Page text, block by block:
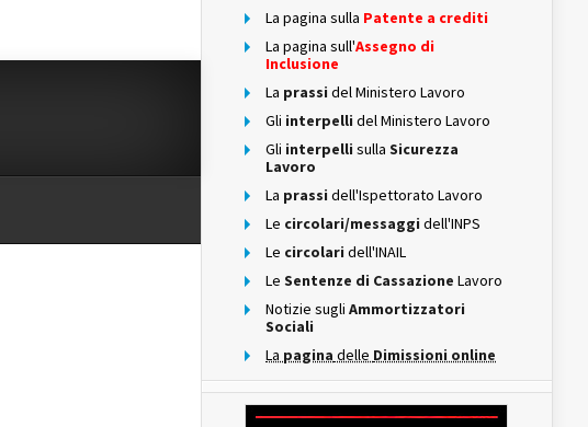
La pagina sulla Patente a crediti
La pagina sull'Assegno di
Inclusione
La prassi del Ministero Lavoro
Gli interpelli del Ministero Lavoro
Gli interpelli sulla Sicurezza
Lavoro
La prassi dell'Ispettorato Lavoro
Le circolari/messaggi dell'INPS
Le circolari dell'INAIL
Le Sentenze di Cassazione Lavoro
Notizie sugli Ammortizzatori
Sociali
La pagina delle Dimissioni online